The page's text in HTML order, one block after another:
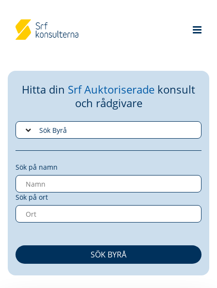
Hitta din Srf Auktoriserade konsult
och rådgivare
Sök på namn
Sök på ort